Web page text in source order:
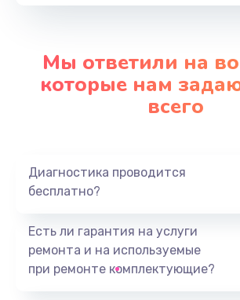
от 3900 руб.
Замена контроллера
от 1490 руб.
Заказать
от 1800 руб.
от 990 руб.
Мы ответили на
которые нам
всего
Диагностика проводится
бесплатно?
Есть ли гарантия на услуги
ремонта и на используемые
при ремонте комплектующие?